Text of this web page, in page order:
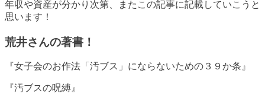
年収や資産が分かり次第、またこの記事に記載していこうと
思います！
荒井さんの著書！
『女子会のお作法「汚ブス」にならないための３９か条』
『汚ブスの呪縛』